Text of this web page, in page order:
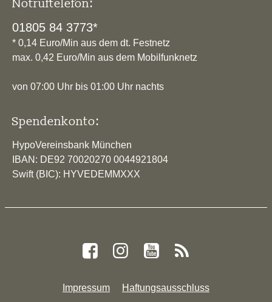
Notruftelefon:
01805 84 3773*
* 0,14 Euro/Min aus dem dt. Festnetz
max. 0,42 Euro/Min aus dem Mobilfunknetz
von 07:00 Uhr bis 01:00 Uhr nachts
Spendenkonto:
HypoVereinsbank München
IBAN: DE92 70020270 0044921804
Swift (BIC): HYVEDEMMXXX
Impressum Haftungsausschluss